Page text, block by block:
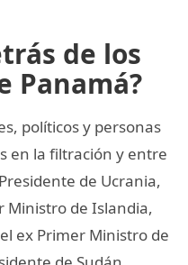
de los
Panamá?
políticos y personas
en la filtración y entre
de Ucrania,
Ministro de Islandia,
ex Primer Ministro de